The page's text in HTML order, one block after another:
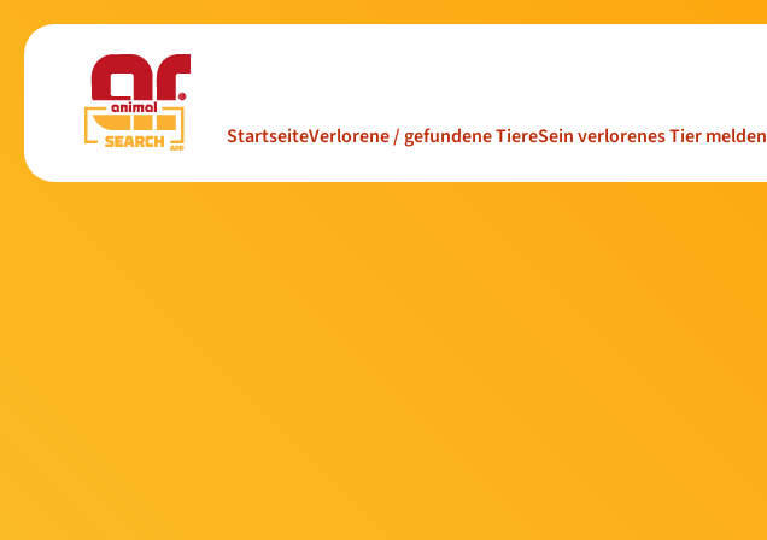
StartseiteVerlorene / gefundene TiereSein verlorenes Tier melden